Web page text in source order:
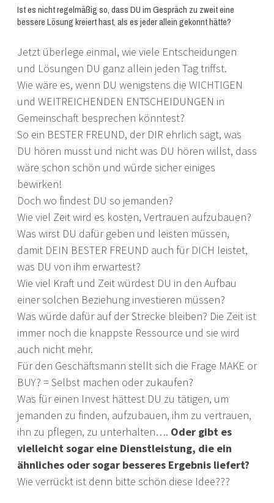
Ist es nicht regelmäßig so, dass DU im Gespräch zu zweit eine
bessere Lösung kreiert hast, als es jeder allein gekonnt hätte?
Jetzt überlege einmal, wie viele Entscheidungen
und Lösungen DU ganz allein jeden Tag triffst.
Wie wäre es, wenn DU wenigstens die WICHTIGEN
und WEITREICHENDEN ENTSCHEIDUNGEN in
Gemeinschaft besprechen könntest?
So ein BESTER FREUND, der DIR ehrlich sagt, was
DU hören musst und nicht was DU hören willst, dass
wäre schon schön und würde sicher einiges
bewirken!
Doch wo findest DU so jemanden?
Wie viel Zeit wird es kosten, Vertrauen aufzubauen?
Was wirst DU dafür geben und leisten müssen,
damit DEIN BESTER FREUND auch für DICH leistet,
was DU von ihm erwartest?
Wie viel Kraft und Zeit würdest DU in den Aufbau
einer solchen Beziehung investieren müssen?
Was würde dafür auf der Strecke bleiben? Die Zeit ist
immer noch die knappste Ressource und sie wird
auch nicht mehr.
Für den Geschäftsmann stellt sich die Frage MAKE or
BUY? = Selbst machen oder zukaufen?
Was für einen Invest hättest DU zu tätigen, um
jemanden zu finden, aufzubauen, ihm zu vertrauen,
ihn zu pflegen, zu unterhalten…. Oder gibt es
vielleicht sogar eine Dienstleistung, die ein
ähnliches oder sogar besseres Ergebnis liefert?
Wie verrückt ist denn bitte schön diese Idee???